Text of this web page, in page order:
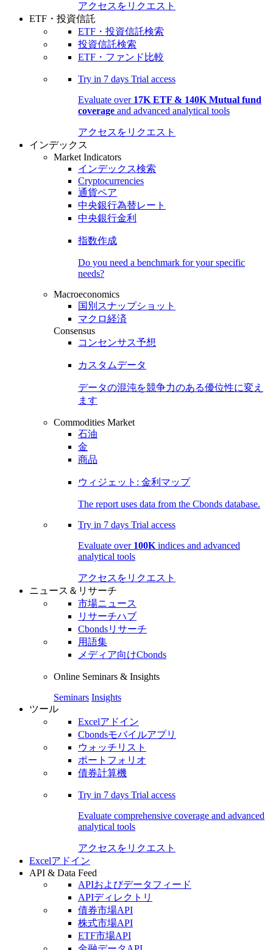
アクセスをリクエスト
ETF・投資信託
ETF・投資信託検索
投資信託検索
ETF・ファンド比較
Try in 7 days Trial access
Evaluate over 17K ETF & 140K Mutual fund
coverage and advanced analytical tools
アクセスをリクエスト
インデックス
Market Indicators
インデックス検索
Cryptocurrencies
通貨ペア
中央銀行為替レート
中央銀行金利
指数作成
Do you need a benchmark for your specific
needs?
Macroeconomics
国別スナップショット
マクロ経済
Consensus
コンセンサス予想
カスタムデータ
データの混沌を競争力のある優位性に変え
ます
Commodities Market
石油
金
商品
ウィジェット: 金利マップ
The report uses data from the Cbonds database.
Try in 7 days Trial access
Evaluate over 100K indices and advanced
analytical tools
アクセスをリクエスト
ニュース＆リサーチ
市場ニュース
リサーチハブ
Cbondsリサーチ
用語集
メディア向けCbonds
Online Seminars & Insights
Seminars Insights
ツール
Excelアドイン
Cbondsモバイルアプリ
ウォッチリスト
ポートフォリオ
債券計算機
Try in 7 days Trial access
Evaluate comprehensive coverage and advanced
analytical tools
アクセスをリクエスト
Excelアドイン
API & Data Feed
APIおよびデータフィード
APIディレクトリ
債券市場API
株式市場API
ETF市場API